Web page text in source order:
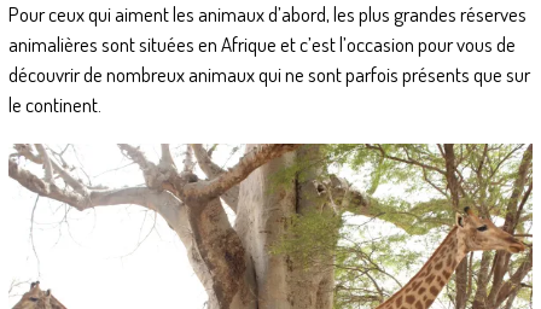
Pour ceux qui aiment les animaux d’abord, les plus grandes réserves
animalières sont situées en Afrique et c’est l’occasion pour vous de
découvrir de nombreux animaux qui ne sont parfois présents que sur
le continent.